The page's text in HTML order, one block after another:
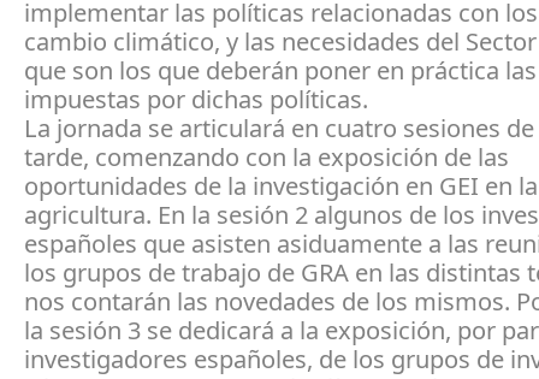
implementar las políticas relacionadas con
cambio climático, y las necesidades del
que son los que deberán poner en práctica
impuestas por dichas políticas.
La jornada se articulará en cuatro sesiones
tarde, comenzando con la exposición de las
oportunidades de la investigación en GEI en la
agricultura. En la sesión 2 algunos de los
españoles que asisten asiduamente a las
los grupos de trabajo de GRA en las distintas
nos contarán las novedades de los mismos.
la sesión 3 se dedicará a la exposición, por
investigadores españoles, de los grupos de